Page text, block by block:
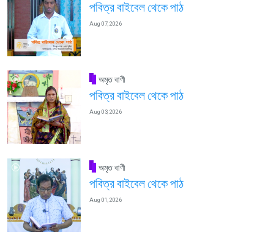
পবিত্র বাইবেল থেকে পাঠ
Aug 07, 2026
অমৃত বাণী
পবিত্র বাইবেল থেকে পাঠ
Aug 03, 2026
অমৃত বাণী
পবিত্র বাইবেল থেকে পাঠ
Aug 01, 2026